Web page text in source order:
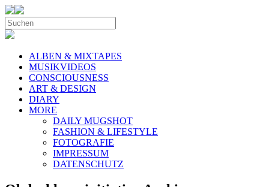
ALBEN & MIXTAPES
MUSIKVIDEOS
CONSCIOUSNESS
ART & DESIGN
DIARY
MORE
DAILY MUGSHOT
FASHION & LIFESTYLE
FOTOGRAFIE
IMPRESSUM
DATENSCHUTZ